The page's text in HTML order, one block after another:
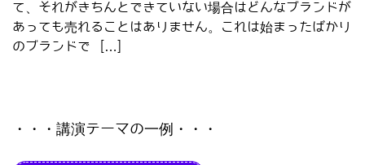
て、それがきちんとできていない場合はどんなブランドが
あっても売れることはありません。これは始まったばかり
のブランドで […]
・・・講演テーマの一例・・・